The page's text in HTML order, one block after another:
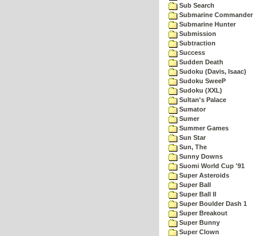
Sub Search
Submarine Commander
Submarine Hunter
Submission
Subtraction
Success
Sudden Death
Sudoku (Davis, Isaac)
Sudoku SweeP
Sudoku (XXL)
Sultan's Palace
Sumator
Sumer
Summer Games
Sun Star
Sun, The
Sunny Downs
Suomi World Cup '91
Super Asteroids
Super Ball
Super Ball II
Super Boulder Dash 1
Super Breakout
Super Bunny
Super Clown